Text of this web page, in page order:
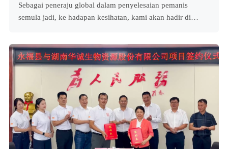
Sebagai peneraju global dalam penyelesaian pemanis
semula jadi, ke hadapan kesihatan, kami akan hadir di
bagaimana buah sami kami aSebagai peneraju global dalam
penyelesaian pemanis semula jadi ke hadapan, kami akan
hadir di acara industri utama di seluruh dunia untuk
berhubung, bekerjasama dan memberi inspirasi kepada
inovasi. Terokai bagaimana buah sami kita a